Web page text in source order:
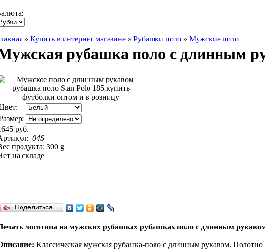
» Купить в интернет магазине » Рубашки поло » Мужские поло
рубашка поло с длинным
руб.
04S
продукта: 300 g
на складе
Поделиться…
логотипа на мужских рубашках рубашках поло с длинным рукавом
Классическая мужская рубашка-поло с длинным рукавом.